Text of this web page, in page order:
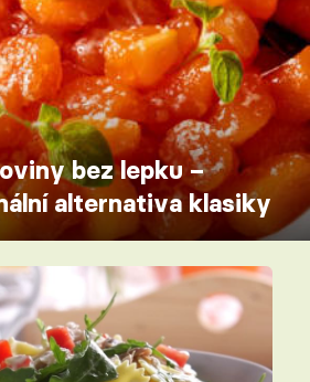
bez lepku –
alternativa klasiky